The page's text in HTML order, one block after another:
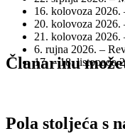
16. kolovoza 2026.
20. kolovoza 2026.
21. kolovoza 2026.
6. rujna 2026. –
17. – 18. listopada
Članarinu
Pola stoljeća s